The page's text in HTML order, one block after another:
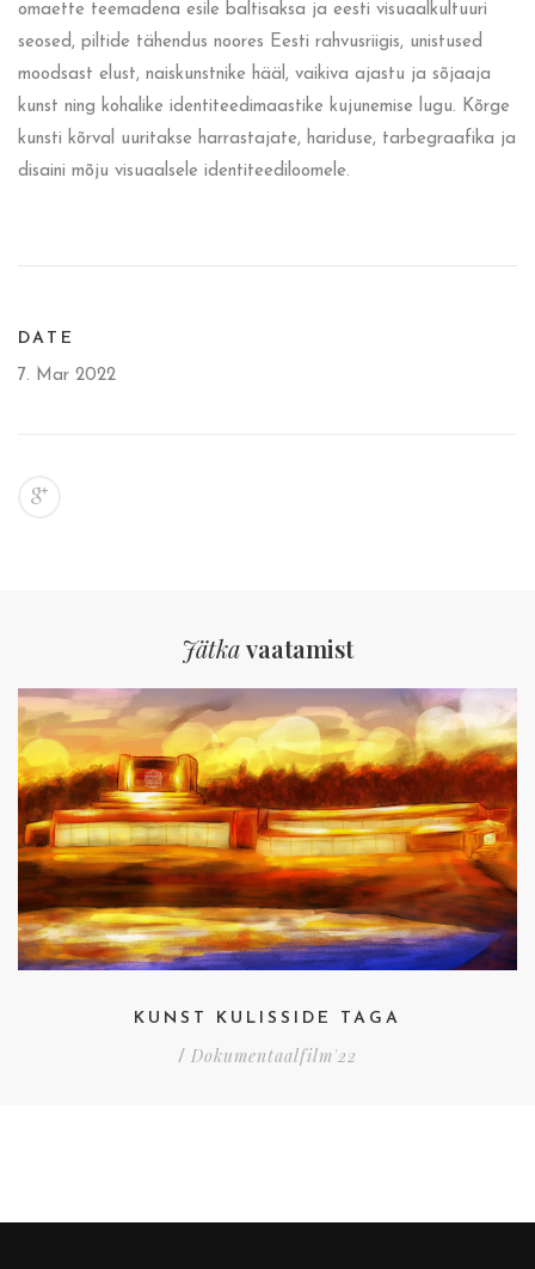
omaette teemadena esile baltisaksa ja eesti visuaalkultuuri
seosed, piltide tähendus noores Eesti rahvusriigis, unistused
moodsast elust, naiskunstnike hääl, vaikiva ajastu ja sõjaaja
kunst ning kohalike identiteedimaastike kujunemise lugu. Kõrge
kunsti kõrval uuritakse harrastajate, hariduse, tarbegraafika ja
disaini mõju visuaalsele identiteediloomele.
DATE
7. Mar 2022
Jätkavaatamist
KUNST KULISSIDE TAGA
/ Dokumentaalfilm'22